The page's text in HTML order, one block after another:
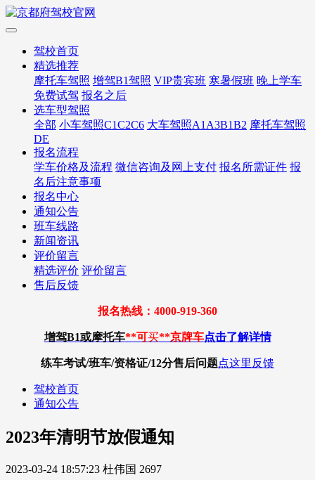
驾校首页
精选推荐
摩托车驾照 增驾B1驾照 VIP贵宾班 寒暑假班 晚上学车
免费试驾 报名之后
选车型驾照
全部 小车驾照C1C2C6 大车驾照A1A3B1B2 摩托车驾照
DE
报名流程
学车价格及流程 微信咨询及网上支付 报名所需证件 报
名后注意事项
报名中心
通知公告
班车线路
新闻资讯
评价留言
精选评价 评价留言
售后反馈
报名热线：4000-919-360
增驾B1或摩托车**可买**京牌车点击了解详情
练车考试/班车/资格证/12分售后问题点这里反馈
驾校首页
通知公告
2023年清明节放假通知
2023-03-24 18:57:23 杜伟国 2697